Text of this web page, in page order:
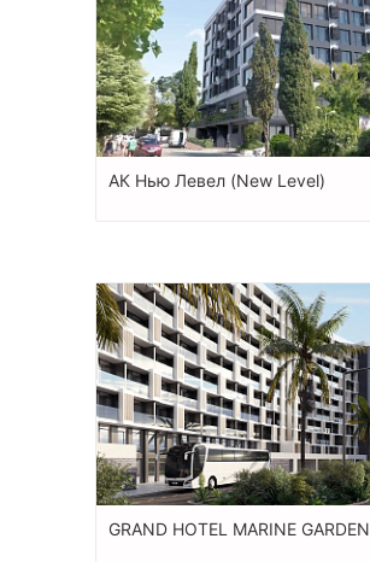
АК Нью Левел (New Level)
GRAND HOTEL MARINE GARDEN